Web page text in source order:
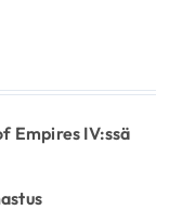
Empires IV:ssä